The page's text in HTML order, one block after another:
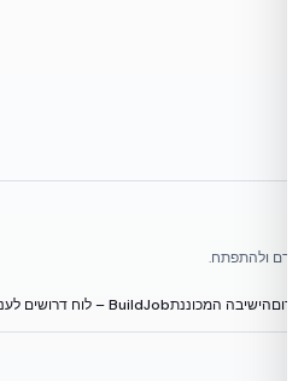
ולהתפתח.
הישיבה המכוננתBuildJob – לוח דרושים לענף הבנייה